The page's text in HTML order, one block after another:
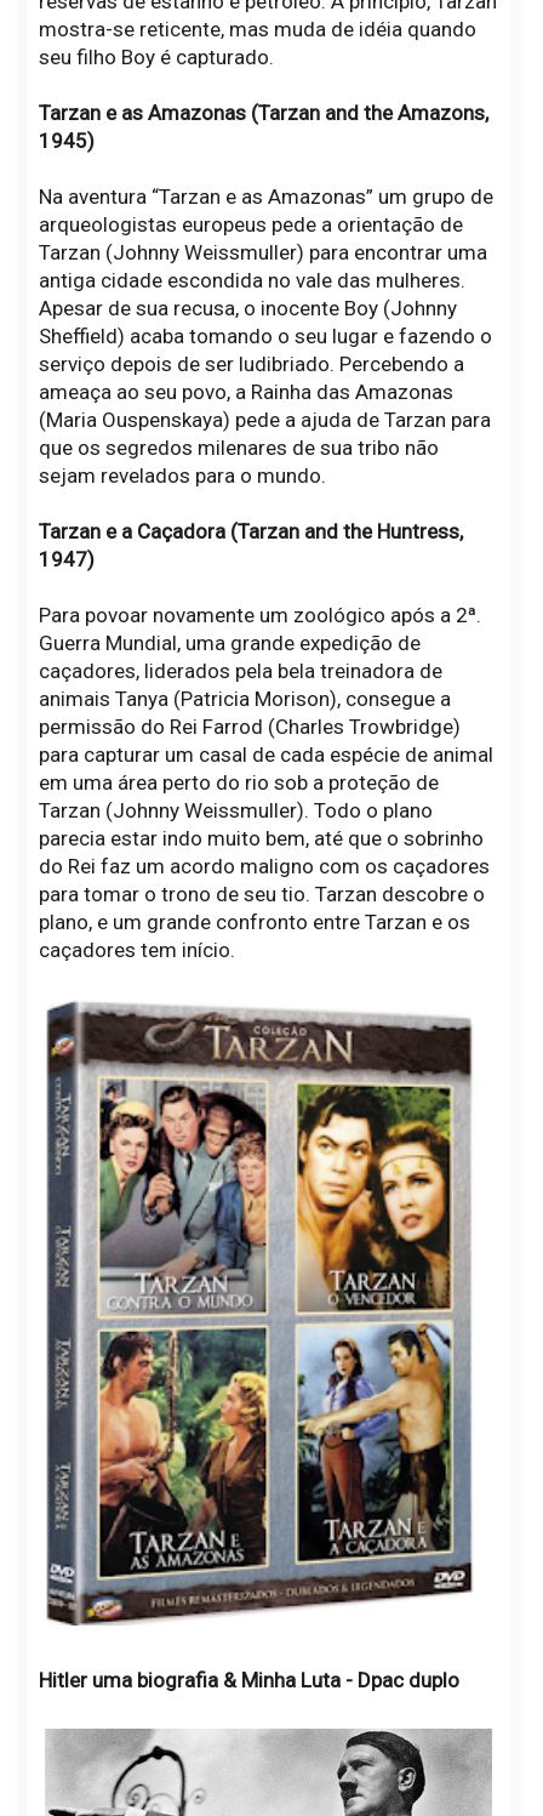
mostra-se reticente, mas muda de idéia quando
seu filho Boy é capturado.
Tarzan e as Amazonas (Tarzan and the Amazons,
1945)
Na aventura “Tarzan e as Amazonas” um grupo de
arqueologistas europeus pede a orientação de
Tarzan (Johnny Weissmuller) para encontrar uma
antiga cidade escondida no vale das mulheres.
Apesar de sua recusa, o inocente Boy (Johnny
Sheffield) acaba tomando o seu lugar e fazendo o
serviço depois de ser ludibriado. Percebendo a
ameaça ao seu povo, a Rainha das Amazonas
(Maria Ouspenskaya) pede a ajuda de Tarzan para
que os segredos milenares de sua tribo não
sejam revelados para o mundo.
Tarzan e a Caçadora (Tarzan and the Huntress,
1947)
Para povoar novamente um zoológico após a 2ª.
Guerra Mundial, uma grande expedição de
caçadores, liderados pela bela treinadora de
animais Tanya (Patricia Morison), consegue a
permissão do Rei Farrod (Charles Trowbridge)
para capturar um casal de cada espécie de animal
em uma área perto do rio sob a proteção de
Tarzan (Johnny Weissmuller). Todo o plano
parecia estar indo muito bem, até que o sobrinho
do Rei faz um acordo maligno com os caçadores
para tomar o trono de seu tio. Tarzan descobre o
plano, e um grande confronto entre Tarzan e os
caçadores tem início.
Hitler uma biografia & Minha Luta - Dpac duplo